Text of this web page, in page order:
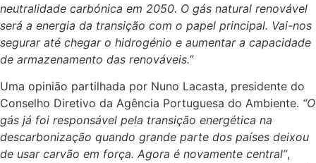
neutralidade carbónica em 2050. O gás natural renovável
será a energia da transição com o papel principal. Vai-nos
segurar até chegar o hidrogénio e aumentar a capacidade
de armazenamento das renováveis.”
Uma opinião partilhada por Nuno Lacasta, presidente do
Conselho Diretivo da Agência Portuguesa do Ambiente. “O
gás já foi responsável pela transição energética na
descarbonização quando grande parte dos países deixou
de usar carvão em força. Agora é novamente central”,